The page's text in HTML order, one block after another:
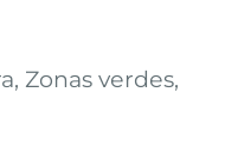
Zonas verdes,